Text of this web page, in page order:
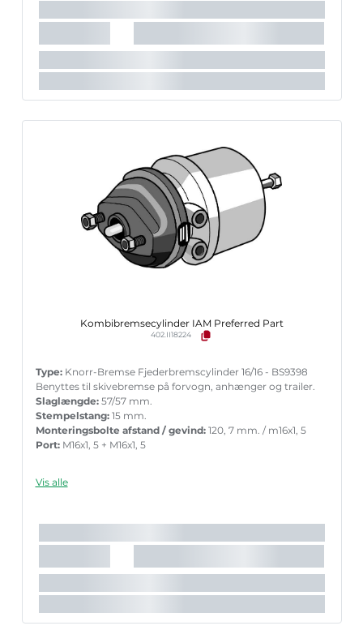
Kombibremsecylinder IAM Preferred Part
402.II18224
Type:Knorr-Bremse Fjederbremscylinder 16/16 - BS9398
Benyttes til skivebremse på forvogn, anhænger og trailer.
Slaglængde:57/57 mm.
Stempelstang:15 mm.
Monteringsbolte afstand / gevind:120, 7 mm. / m16x1, 5
Port:M16x1, 5 + M16x1, 5
Vis alle